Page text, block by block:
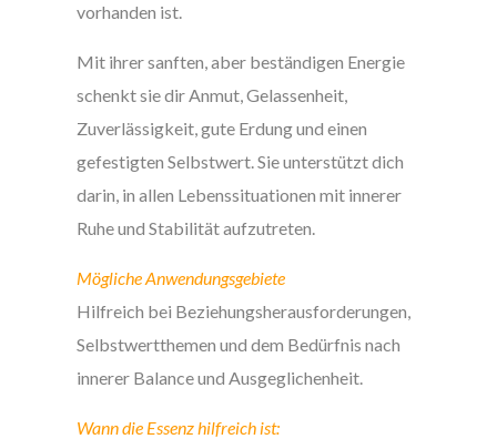
vorhanden ist.
Mit ihrer sanften, aber beständigen Energie
schenkt sie dir Anmut, Gelassenheit,
Zuverlässigkeit, gute Erdung und einen
gefestigten Selbstwert. Sie unterstützt dich
darin, in allen Lebenssituationen mit innerer
Ruhe und Stabilität aufzutreten.
Mögliche Anwendungsgebiete
Hilfreich bei Beziehungsherausforderungen,
Selbstwertthemen und dem Bedürfnis nach
innerer Balance und Ausgeglichenheit.
Wann die Essenz hilfreich ist: